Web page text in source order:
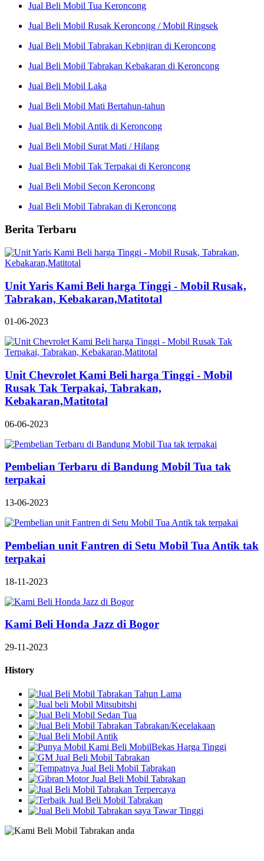
Jual Beli Mobil Tua Keroncong
Jual Beli Mobil Rusak Keroncong / Mobil Ringsek
Jual Beli Mobil Tabrakan Kebnjiran di Keroncong
Jual Beli Mobil Tabrakan Kebakaran di Keroncong
Jual Beli Mobil Laka
Jual Beli Mobil Mati Bertahun-tahun
Jual Beli Mobil Antik di Keroncong
Jual Beli Mobil Surat Mati / Hilang
Jual Beli Mobil Tak Terpakai di Keroncong
Jual Beli Mobil Secon Keroncong
Jual Beli Mobil Tabrakan di Keroncong
Berita Terbaru
Unit Yaris Kami Beli harga Tinggi - Mobil Rusak,
Tabrakan, Kebakaran,Matitotal
01-06-2023
Unit Chevrolet Kami Beli harga Tinggi - Mobil
Rusak Tak Terpakai, Tabrakan,
Kebakaran,Matitotal
06-06-2023
Pembelian Terbaru di Bandung Mobil Tua tak
terpakai
13-06-2023
Pembelian unit Fantren di Setu Mobil Tua Antik tak
terpakai
18-11-2023
Kami Beli Honda Jazz di Bogor
29-11-2023
History